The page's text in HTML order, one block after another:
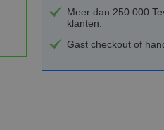
Meer dan 250.000
klanten.
Gast checkout of